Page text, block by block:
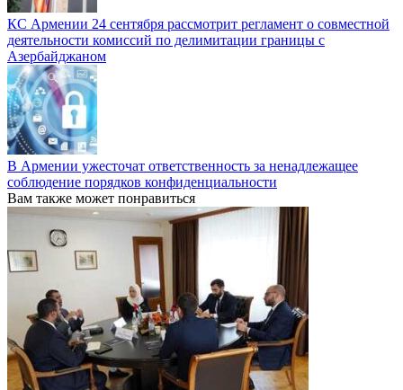
КС Армении 24 сентября рассмотрит регламент о совместной
деятельности комиссий по делимитации границы с
Азербайджаном
В Армении ужесточат ответственность за ненадлежащее
соблюдение порядков конфиденциальности
Вам также может понравиться